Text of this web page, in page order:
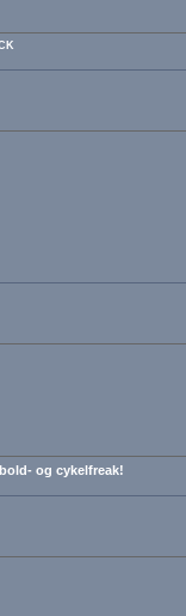
og cykelfreak!